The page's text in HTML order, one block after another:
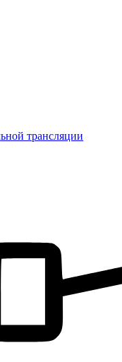
трансляции